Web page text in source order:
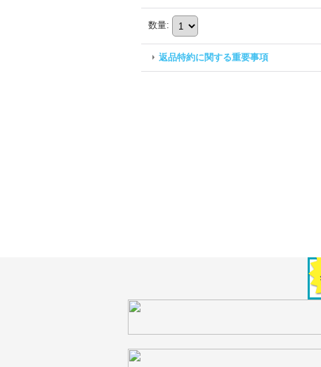
数量:
返品特約に関する重要事項